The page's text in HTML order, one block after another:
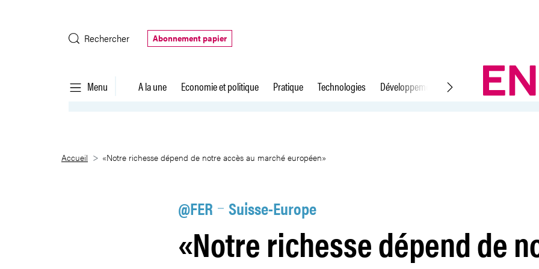
Rechercher
Abonnement papier
Menu A la une Economie et politique Pratique Technologies Développement durable Droit du travail
«Notre richesse dépend de notre accès au marché européen»
Accueil «Notre richesse dépend de notre accès au marché européen»
@FER Suisse-Europe
«Notre richesse dépend de